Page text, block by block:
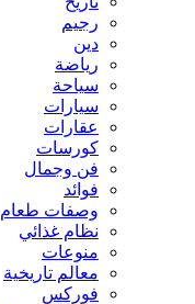
رجيم
دين
رياضة
سياحة
سيارات
عقارات
كورسات
فن وجمال
فوائد
وصفات طعام
نظام غذائي
منوعات
معالم تاريخية
فوركس